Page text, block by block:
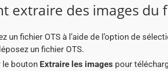
extraire des images du
un fichier OTS à l’aide de l’option de
un fichier OTS.
le bouton Extraire les images pour